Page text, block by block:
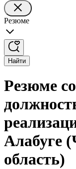
Резюме
Найти
Резюме
Алабуге
область)